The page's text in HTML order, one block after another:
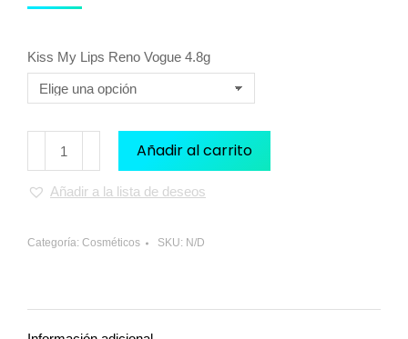
Kiss My Lips Reno Vogue 4.8g
Añadir al carrito
Añadir a la lista de deseos
Categoría: Cosméticos SKU: N/D